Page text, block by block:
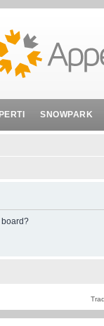
SNOWPARK
board?